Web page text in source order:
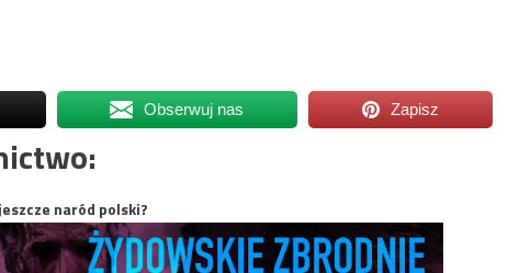
Obserwuj nas Zapisz
naród polski?